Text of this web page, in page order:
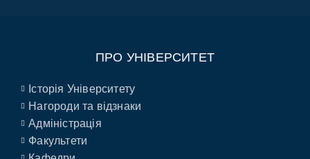
ПРО УНІВЕРСИТЕТ
Історія Університету
Нагороди та відзнаки
Адміністрація
Факультети